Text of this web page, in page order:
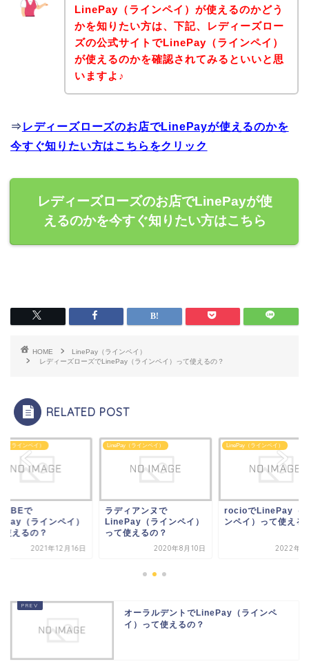
LinePay（ラインペイ）が使えるのかどう
かを知りたい方は、下記、レディーズロー
ズの公式サイトでLinePay（ラインペイ）
が使えるのかを確認されてみるといいと思
いますよ♪
⇒ レディーズローズのお店でLinePayが使えるのかを
今すぐ知りたい方はこちらをクリック
レディーズローズのお店でLinePayが使
えるのかを今すぐ知りたい方はこちら
HOME
LinePay（ラインペイ）
レディーズローズでLinePay（ラインペイ）って使えるの？
RELATED POST
（ラインペイ）
アンヌで
（ラインペイ）
使えるの？
2020年8月10日
LinePay（ラインペイ）
rocioでLinePay（ライ
ンペイ）って使えるの？
2022年2月6日
LinePay（ラインペイ）
ROZEBEで
LinePay（ラインペ
2021年12
オーラルデントでLinePay（ラインペ
イ）って使えるの？